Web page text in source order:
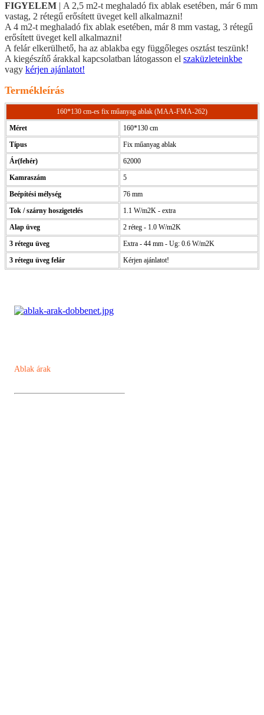
FIGYELEM | A 2,5 m2-t meghaladó fix ablak esetében, már 6 mm
vastag, 2 rétegű erősített üveget kell alkalmazni!
A 4 m2-t meghaladó fix ablak esetében, már 8 mm vastag, 3 rétegű
erősített üveget kell alkalmazni!
A felár elkerülhető, ha az ablakba egy függőleges osztást teszünk!
A kiegészítő árakkal kapcsolatban látogasson el szaküzleteinkbe
vagy kérjen ajánlatot!
Termékleírás
160*130 cm-es fix műanyag ablak (MAA-FMA-262)
Méret
160*130 cm
Típus
Fix műanyag ablak
Ár(fehér)
62000
Kamraszám
5
Beépítési mélység
76 mm
Tok / szárny hoszigetelés
1.1 W/m2K - extra
Alap üveg
2 réteg - 1.0 W/m2K
3 rétegu üveg
Extra - 44 mm - Ug: 0.6 W/m2K
3 rétegu üveg felár
Kérjen ajánlatot!
Ablak árak